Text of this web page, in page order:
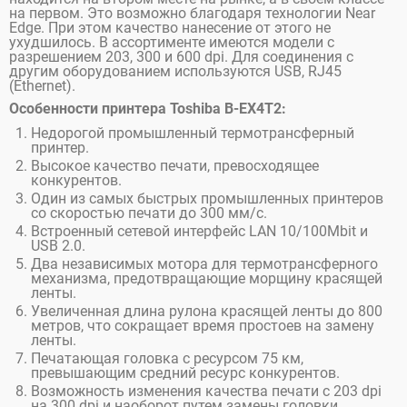
на первом. Это возможно благодаря технологии Near
Edge. При этом качество нанесение от этого не
ухудшилось. В ассортименте имеются модели с
разрешением 203, 300 и 600 dpi. Для соединения с
другим оборудованием используются USB, RJ45
(Ethernet).
Особенности принтера Toshiba B-EX4T2:
Недорогой промышленный термотрансферный
принтер.
Высокое качество печати, превосходящее
конкурентов.
Один из самых быстрых промышленных принтеров
со скоростью печати до 300 мм/с.
Встроенный сетевой интерфейс LAN 10/100Mbit и
USB 2.0.
Два независимых мотора для термотрансферного
механизма, предотвращающие морщину красящей
ленты.
Увеличенная длина рулона красящей ленты до 800
метров, что сокращает время простоев на замену
ленты.
Печатающая головка с ресурсом 75 км,
превышающим средний ресурс конкурентов.
Возможность изменения качества печати с 203 dpi